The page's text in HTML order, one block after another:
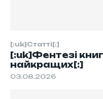
[:uk]Статті[:]
[:uk]Фентезі
найкращих[:]
03.08.2026